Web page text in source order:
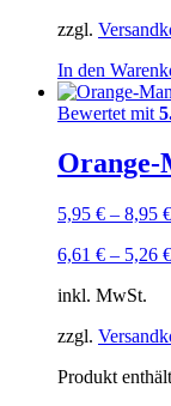
zzgl.
In den
Bewertet mit
Orange-
5,95 € – 8,95 €
6,61 € – 5,26 €
inkl. MwSt.
zzgl.
Produkt